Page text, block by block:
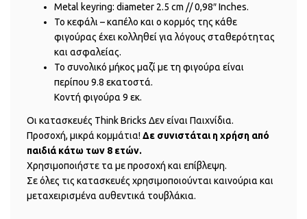
Metal keyring: diameter 2.5 cm // 0,98″ Inches.
Το κεφάλι – καπέλο και ο κορμός της κάθε
φιγούρας έχει κολληθεί για λόγους σταθερότητας
και ασφαλείας.
Το συνολικό μήκος μαζί με τη φιγούρα είναι
περίπου 9.8 εκατοστά.
Κοντή φιγούρα 9 εκ.
Οι κατασκευές Think Bricks Δεν είναι Παιχνίδια.
Προσοχή, μικρά κομμάτια!Δε συνιστάται η χρήση από
παιδιά κάτω των 8 ετών.
Χρησιμοποιήστε τα με προσοχή και επίβλεψη.
Σε όλες τις κατασκευές χρησιμοποιούνται καινούρια και
μεταχειρισμένα αυθεντικά τουβλάκια.